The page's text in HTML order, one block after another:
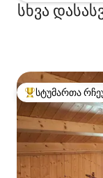
სხვა
სტუმართა
სტუმართა